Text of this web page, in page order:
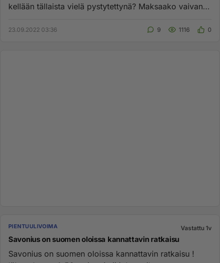
kellään tällaista vielä pystytettynä? Maksaako vaivan,
23.09.2022 03:36 9 1116 0
PIENTUULIVOIMA Vastattu 1v
Savonius on suomen oloissa kannattavin ratkaisu
Savonius on suomen oloissa kannattavin ratkaisu !